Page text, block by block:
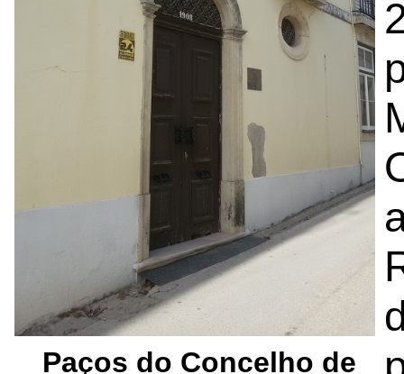
Paços do Concelho de